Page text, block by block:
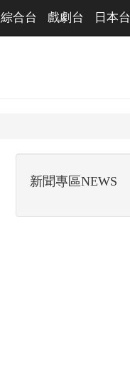
綜合台 戲劇台 日本台
新聞專區NEWS